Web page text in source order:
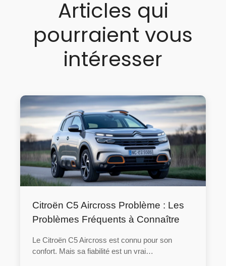
Articles qui
pourraient vous
intéresser
Citroën C5 Aircross Problème : Les
Problèmes Fréquents à Connaître
Le Citroën C5 Aircross est connu pour son
confort. Mais sa fiabilité est un vrai…